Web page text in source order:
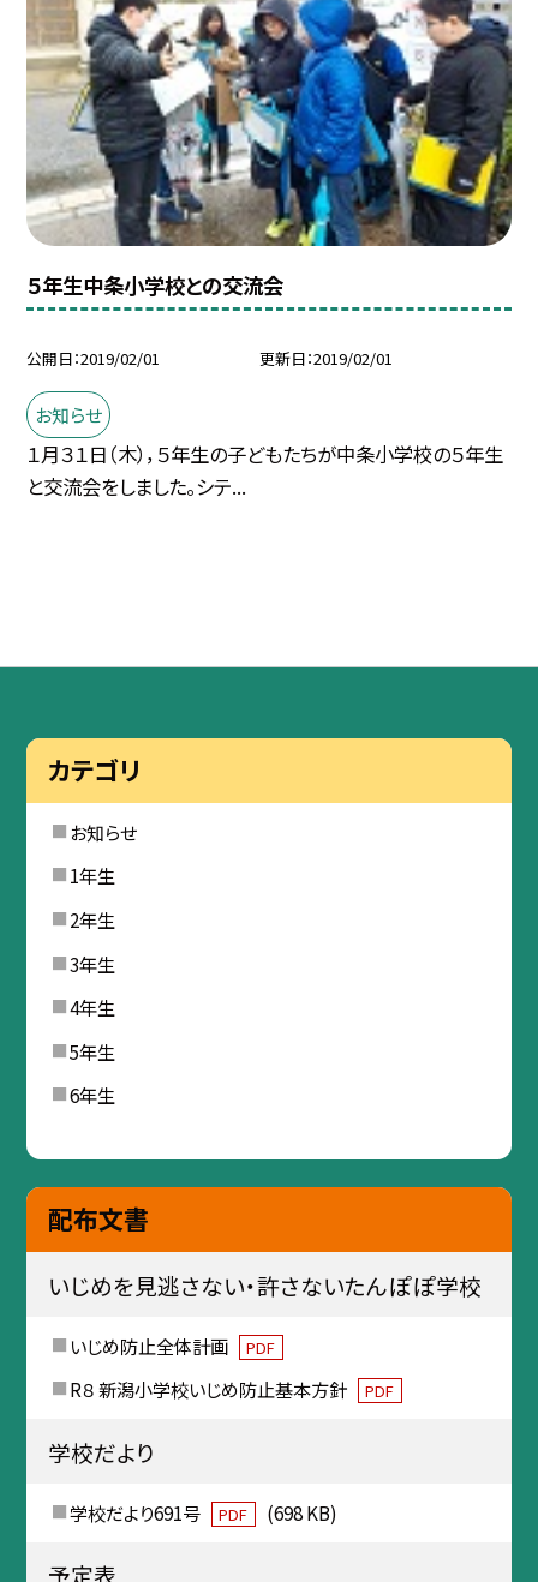
５年生中条小学校との交流会
公開日 2019/02/01 更新日 2019/02/01
お知らせ
１月３１日（木），５年生の子どもたちが中条小学校の５年生
と交流会をしました。シテ...
カテゴリ
お知らせ
1年生
2年生
3年生
4年生
5年生
6年生
配布文書
いじめを見逃さない・許さないたんぽぽ学校
いじめ防止全体計画 PDF
R８ 新潟小学校いじめ防止基本方針 PDF
学校だより
学校だより691号 PDF (698 KB)
予定表